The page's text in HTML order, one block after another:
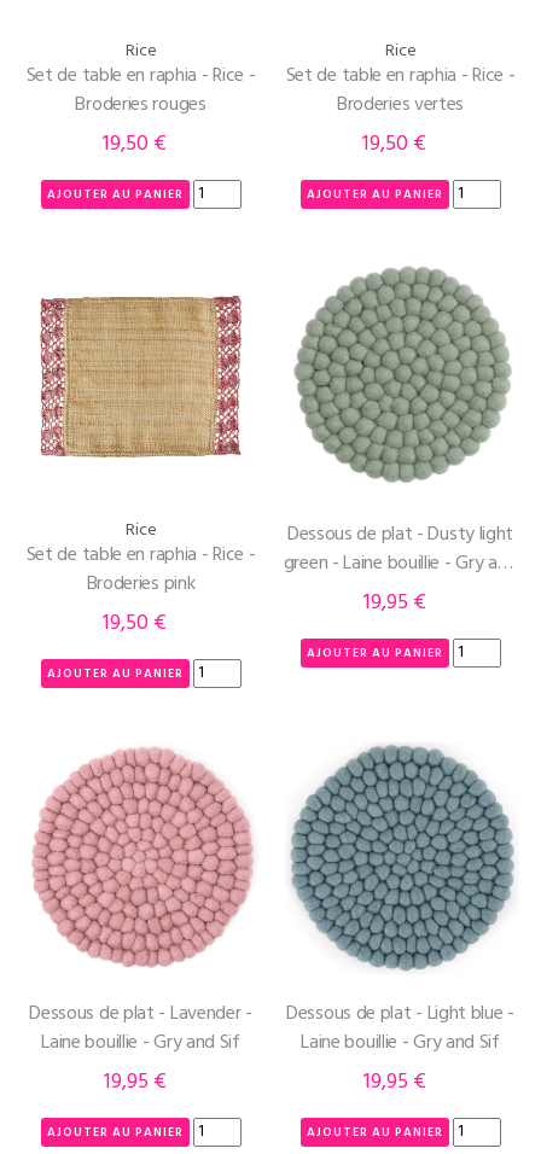
Rice
Set de table en raphia - Rice -
Broderies rouges
Prix
19,50 €
AJOUTER AU PANIER
Rice
Set de table en raphia - Rice -
Broderies vertes
Prix
19,50 €
AJOUTER AU PANIER
Rice
Set de table en raphia - Rice -
Broderies pink
Prix
19,50 €
AJOUTER AU PANIER
Dessous de plat - Dusty light
green - Laine bouillie - Gry and
Sif
Prix
19,95 €
AJOUTER AU PANIER
Dessous de plat - Lavender -
Laine bouillie - Gry and Sif
Prix
19,95 €
AJOUTER AU PANIER
Dessous de plat - Light blue -
Laine bouillie - Gry and Sif
Prix
19,95 €
AJOUTER AU PANIER